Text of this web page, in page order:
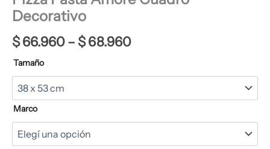
Decorativo
$66.960– $68.960
Tamaño
Marco